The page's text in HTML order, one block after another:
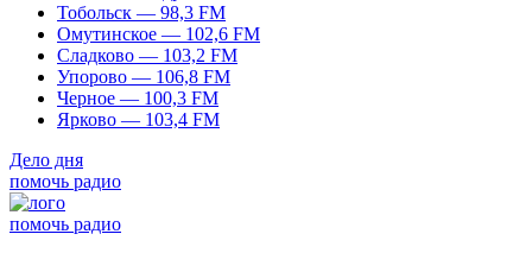
Тобольск — 98,3 FM
Омутинское — 102,6 FM
Сладково — 103,2 FM
Упорово — 106,8 FM
Черное — 100,3 FM
Ярково — 103,4 FM
Дело дня
помочь радио
помочь радио